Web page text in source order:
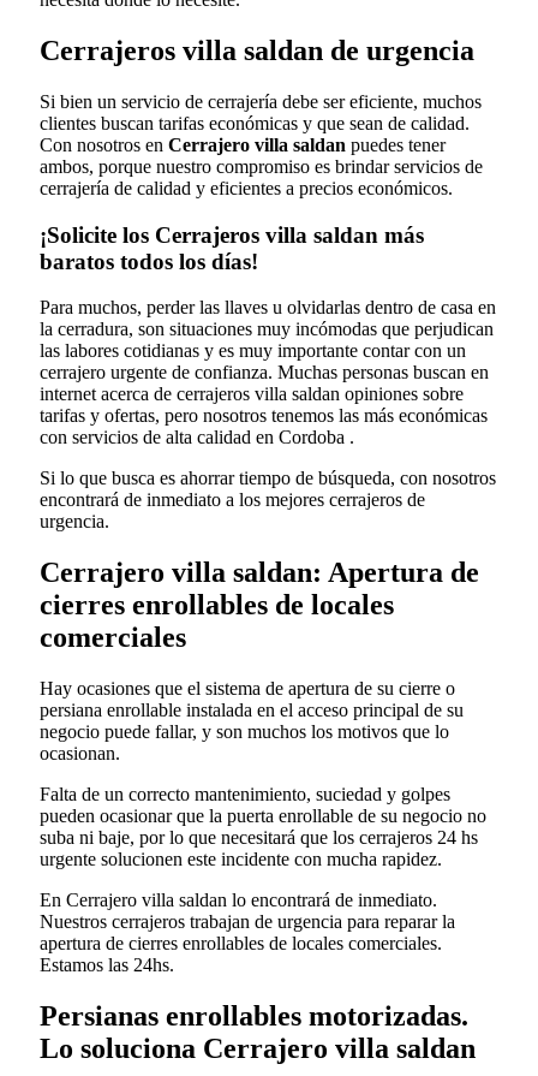
Cerrajeros villa saldan de urgencia
Si bien un servicio de cerrajería debe ser eficiente, muchos
clientes buscan tarifas económicas y que sean de calidad.
Con nosotros en Cerrajero villa saldan puedes tener
ambos, porque nuestro compromiso es brindar servicios de
cerrajería de calidad y eficientes a precios económicos.
¡Solicite los Cerrajeros villa saldan más
baratos todos los días!
Para muchos, perder las llaves u olvidarlas dentro de casa en
la cerradura, son situaciones muy incómodas que perjudican
las labores cotidianas y es muy importante contar con un
cerrajero urgente de confianza. Muchas personas buscan en
internet acerca de cerrajeros villa saldan opiniones sobre
tarifas y ofertas, pero nosotros tenemos las más económicas
con servicios de alta calidad en Cordoba .
Si lo que busca es ahorrar tiempo de búsqueda, con nosotros
encontrará de inmediato a los mejores cerrajeros de
urgencia.
Cerrajero villa saldan: Apertura de
cierres enrollables de locales
comerciales
Hay ocasiones que el sistema de apertura de su cierre o
persiana enrollable instalada en el acceso principal de su
negocio puede fallar, y son muchos los motivos que lo
ocasionan.
Falta de un correcto mantenimiento, suciedad y golpes
pueden ocasionar que la puerta enrollable de su negocio no
suba ni baje, por lo que necesitará que los cerrajeros 24 hs
urgente solucionen este incidente con mucha rapidez.
En Cerrajero villa saldan lo encontrará de inmediato.
Nuestros cerrajeros trabajan de urgencia para reparar la
apertura de cierres enrollables de locales comerciales.
Estamos las 24hs.
Persianas enrollables motorizadas.
Lo soluciona Cerrajero villa saldan